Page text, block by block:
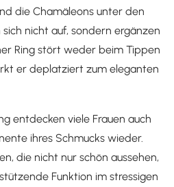
die Chamäleons unter den
sich nicht auf, sondern ergänzen
Ring stört weder beim Tippen
er deplatziert zum eleganten
entdecken viele Frauen auch
ihres Schmucks wieder.
die nicht nur schön aussehen,
Funktion im stressigen